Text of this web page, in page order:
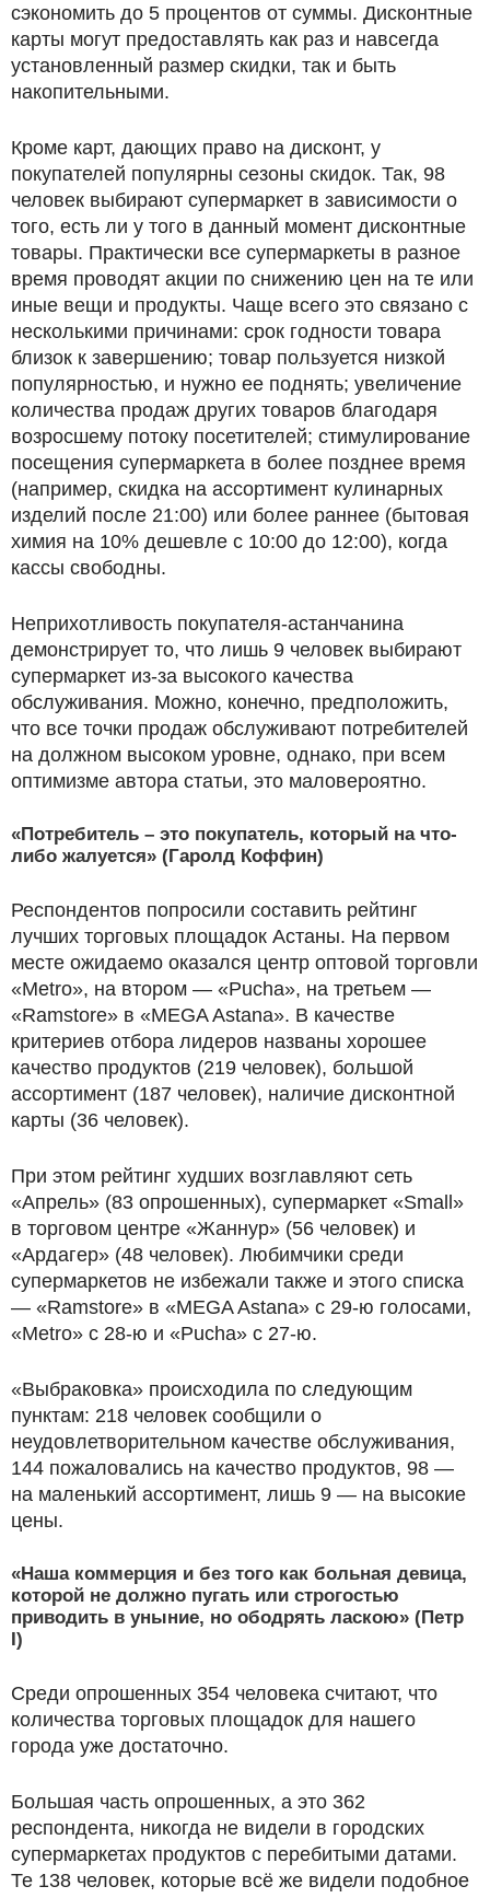
сэкономить до 5 процентов от суммы. Дисконтные
карты могут предоставлять как раз и навсегда
установленный размер скидки, так и быть
накопительными.
Кроме карт, дающих право на дисконт, у
покупателей популярны сезоны скидок. Так, 98
человек выбирают супермаркет в зависимости о
того, есть ли у того в данный момент дисконтные
товары. Практически все супермаркеты в разное
время проводят акции по снижению цен на те или
иные вещи и продукты. Чаще всего это связано с
несколькими причинами: срок годности товара
близок к завершению; товар пользуется низкой
популярностью, и нужно ее поднять; увеличение
количества продаж других товаров благодаря
возросшему потоку посетителей; стимулирование
посещения супермаркета в более позднее время
(например, скидка на ассортимент кулинарных
изделий после 21:00) или более раннее (бытовая
химия на 10% дешевле с 10:00 до 12:00), когда
кассы свободны.
Неприхотливость покупателя-астанчанина
демонстрирует то, что лишь 9 человек выбирают
супермаркет из-за высокого качества
обслуживания. Можно, конечно, предположить,
что все точки продаж обслуживают потребителей
на должном высоком уровне, однако, при всем
оптимизме автора статьи, это маловероятно.
«Потребитель – это покупатель, который на что-
либо жалуется» (Гаролд Коффин)
Респондентов попросили составить рейтинг
лучших торговых площадок Астаны. На первом
месте ожидаемо оказался центр оптовой торговли
«Metro», на втором — «Pucha», на третьем —
«Ramstore» в «MEGA Astana». В качестве
критериев отбора лидеров названы хорошее
качество продуктов (219 человек), большой
ассортимент (187 человек), наличие дисконтной
карты (36 человек).
При этом рейтинг худших возглавляют сеть
«Апрель» (83 опрошенных), супермаркет «Small»
в торговом центре «Жаннур» (56 человек) и
«Ардагер» (48 человек). Любимчики среди
супермаркетов не избежали также и этого списка
— «Ramstore» в «MEGA Astana» c 29-ю голосами,
«Metro» c 28-ю и «Pucha» c 27-ю.
«Выбраковка» происходила по следующим
пунктам: 218 человек сообщили о
неудовлетворительном качестве обслуживания,
144 пожаловались на качество продуктов, 98 —
на маленький ассортимент, лишь 9 — на высокие
цены.
«Наша коммерция и без того как больная девица,
которой не должно пугать или строгостью
приводить в уныние, но ободрять ласкою» (Петр
I)
Среди опрошенных 354 человека считают, что
количества торговых площадок для нашего
города уже достаточно.
Большая часть опрошенных, а это 362
респондента, никогда не видели в городских
супермаркетах продуктов с перебитыми датами.
Те 138 человек, которые всё же видели подобное